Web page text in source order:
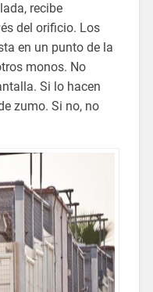
recibe
del orificio. Los
en un punto de la
monos. No
Si lo hacen
zumo. Si no, no